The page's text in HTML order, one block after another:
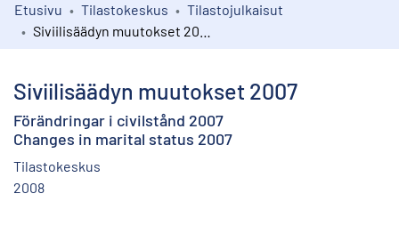
Kokoelmat
Etusivu Tilastokeskus
Tilastojulkaisut
Siviilisäädyn muutokset 2007
Förändringar i civilstånd 2007
Changes in marital status 2007
Tilastokeskus
2008